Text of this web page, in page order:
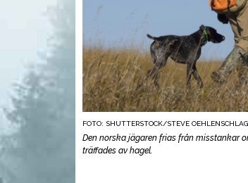
FOTO: SHUTTERSTOCK/STEVE
Den norska jägaren frias från misstankar
träffades av hagel.
UTRUSTNING